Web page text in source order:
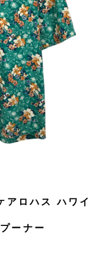
ロハス ハワイ
ーナー